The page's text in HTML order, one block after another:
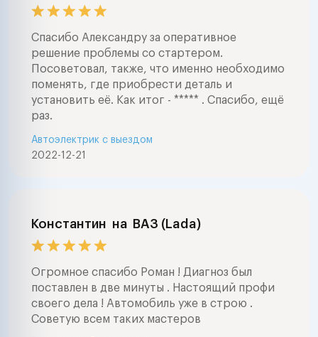
Спасибо Александру за оперативное
решение проблемы со стартером.
Посоветовал, также, что именно необходимо
поменять, где приобрести деталь и
установить её. Как итог - ***** . Спасибо, ещё
раз.
2022-12-21
Автоэлектрик с выездом
Константин на ВАЗ (Lada)
Огромное спасибо Роман ! Диагноз был
поставлен в две минуты . Настоящий профи
своего дела ! Автомобиль уже в строю .
Советую всем таких мастеров